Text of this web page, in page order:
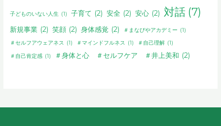
子どものいない人生 (1) 子育て (2) 安全 (2) 安心 (2) 対話 (7)
新規事業 (2) 笑顔 (2) 身体感覚 (2) ＃まなびやアカデミー (1)
＃セルフアウェアネス (1) ＃マインドフルネス (1) ＃自己理解 (1)
＃自己肯定感 (1) ＃身体と心 ＃セルフケア ＃井上美和 (2)